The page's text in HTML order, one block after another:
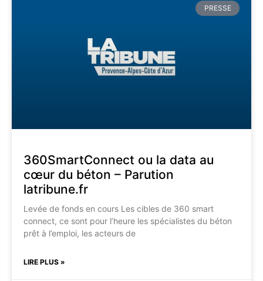
PRESSE
360SmartConnect ou la data au
cœur du béton – Parution
latribune.fr
Levée de fonds en cours Les cibles de 360 smart
connect, ce sont pour l’heure les spécialistes du béton
prêt à l’emploi, les acteurs de
LIRE PLUS »